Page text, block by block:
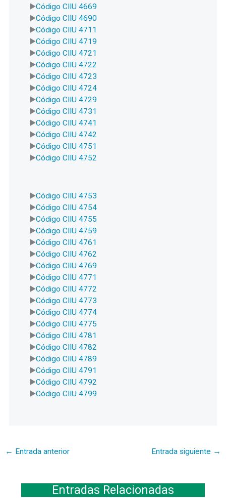
Código CIIU 4669
Código CIIU 4690
Código CIIU 4711
Código CIIU 4719
Código CIIU 4721
Código CIIU 4722
Código CIIU 4723
Código CIIU 4724
Código CIIU 4729
Código CIIU 4731
Código CIIU 4741
Código CIIU 4742
Código CIIU 4751
Código CIIU 4752
Código CIIU 4753
Código CIIU 4754
Código CIIU 4755
Código CIIU 4759
Código CIIU 4761
Código CIIU 4762
Código CIIU 4769
Código CIIU 4771
Código CIIU 4772
Código CIIU 4773
Código CIIU 4774
Código CIIU 4775
Código CIIU 4781
Código CIIU 4782
Código CIIU 4789
Código CIIU 4791
Código CIIU 4792
Código CIIU 4799
← Entrada anterior Entrada siguiente →
Entradas Relacionadas